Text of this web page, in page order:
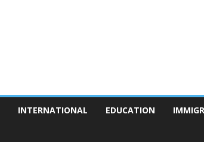
INTERNATIONAL EDUCATION